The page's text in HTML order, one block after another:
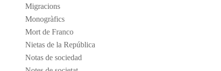
Migracions
Monogràfics
Mort de Franco
Nietas de la República
Notas de sociedad